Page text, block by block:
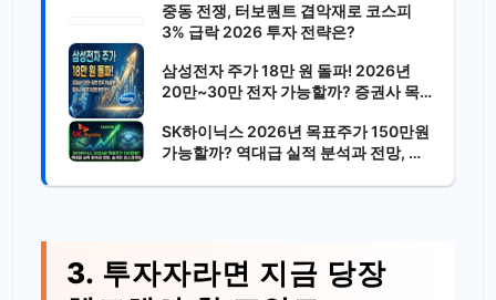
중동 전쟁, 터보퀀트 겹악재로 코스피
3% 급락 2026 투자 전략은?
삼성전자 주가 18만 원 돌파! 2026년
20만~30만 전자 가능할까? 증권사 목
SK하이닉스 2026년 목표주가 150만원
가능할까? 역대급 실적 분석과 전망, 숨
3. 투자자라면 지금 당장